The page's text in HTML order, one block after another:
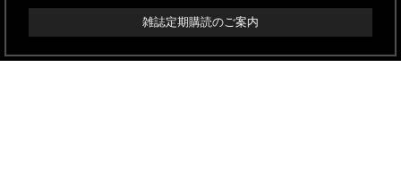
雑誌定期購読のご案内